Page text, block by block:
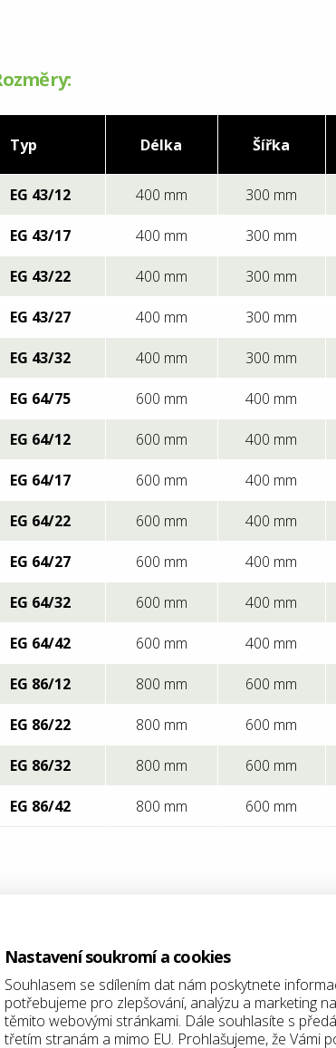
Typ Délka Šířka
EG 43/12 400 mm 300 mm
EG 43/17 400 mm 300 mm
EG 43/22 400 mm 300 mm
EG 43/27 400 mm 300 mm
EG 43/32 400 mm 300 mm
EG 64/75 600 mm 400 mm
EG 64/12 600 mm 400 mm
EG 64/17 600 mm 400 mm
EG 64/22 600 mm 400 mm
EG 64/27 600 mm 400 mm
EG 64/32 600 mm 400 mm
EG 64/42 600 mm 400 mm
EG 86/12 800 mm 600 mm
EG 86/22 800 mm 600 mm
EG 86/32 800 mm 600 mm
EG 86/42 800 mm 600 mm
Nastavení soukromí a cookies
Souhlasem se sdílením dat nám poskytnete
potřebujeme pro zlepšování, analýzu a marketing
těmito webovými stránkami. Dále souhlasíte s
třetím stranám a mimo EU. Prohlašujeme, že Vámi